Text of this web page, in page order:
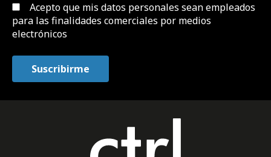
Acepto que mis datos personales sean empleados
para las finalidades comerciales por medios
electrónicos